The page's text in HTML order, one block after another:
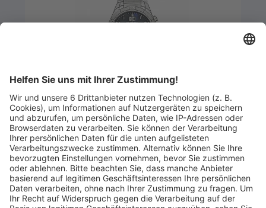
Artikel-ID: 3212 0
Abeler & Söhne
Matthias Lewalter